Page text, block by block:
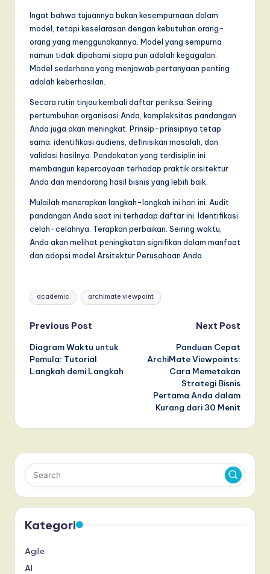
Ingat bahwa tujuannya bukan kesempurnaan dalam
model, tetapi keselarasan dengan kebutuhan orang-
orang yang menggunakannya. Model yang sempurna
namun tidak dipahami siapa pun adalah kegagalan.
Model sederhana yang menjawab pertanyaan penting
adalah keberhasilan.
Secara rutin tinjau kembali daftar periksa. Seiring
pertumbuhan organisasi Anda, kompleksitas pandangan
Anda juga akan meningkat. Prinsip-prinsipnya tetap
sama: identifikasi audiens, definisikan masalah, dan
validasi hasilnya. Pendekatan yang terdisiplin ini
membangun kepercayaan terhadap praktik arsitektur
Anda dan mendorong hasil bisnis yang lebih baik.
Mulailah menerapkan langkah-langkah ini hari ini. Audit
pandangan Anda saat ini terhadap daftar ini. Identifikasi
celah-celahnya. Terapkan perbaikan. Seiring waktu,
Anda akan melihat peningkatan signifikan dalam manfaat
dan adopsi model Arsitektur Perusahaan Anda.
Tags:
academic archimate viewpoint
Post
navigation
Previous Post
Diagram Waktu untuk
Pemula: Tutorial
Langkah demi Langkah
Next Post
Panduan Cepat
ArchiMate Viewpoints:
Cara Memetakan
Strategi Bisnis
Pertama Anda dalam
Kurang dari 30 Menit
Kategori
Agile
AI